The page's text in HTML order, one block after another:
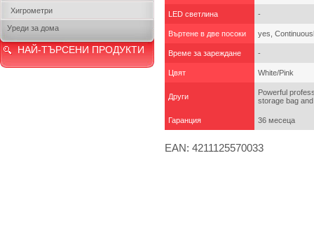
Хигрометри
Уреди за дома
НАЙ-ТЪРСЕНИ ПРОДУКТИ
LED светлина -
Въртене в две посоки yes,
Време за зареждане -
Цвят White/Pink
Други
Powerful
storage bag
Гаранция 36 месеца
EAN: 4211125570033